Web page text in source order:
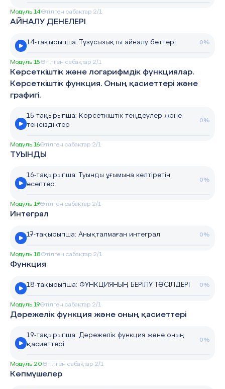
Модуль 14Өтілген сабақтар 2/1
АЙНАЛУ ДЕНЕЛЕРІ
14-тақырыпша: Түзусызықты айналу беттері 0%
Модуль 15Өтілген сабақтар 2/1
Көрсеткіштік және логарифмдік функциялар.
Көрсеткіштік функция. Оның қасиеттері және
графигі.
15-тақырыпша: Көрсеткіштік теңдеулер және
теңсіздіктер
0%
Модуль 16Өтілген сабақтар 2/1
ТУЫНДЫ
16-тақырыпша: Туынды ұғымына келтіретін
есептер.
0%
Модуль 17Өтілген сабақтар 2/1
Интеграл
17-тақырыпша: Анықталмаған интеграл 0%
Модуль 18Өтілген сабақтар 2/1
Функция
18-тақырыпша: ФУНКЦИЯНЫҢ БЕРІЛУ ТӘСІЛДЕРІ 0%
Модуль 19Өтілген сабақтар 2/1
Дәрежелік функция және оның қасиеттері
19-тақырыпша: Дәрежелік функция және оның
қасиеттері
0%
Модуль 20Өтілген сабақтар 2/1
Көпмүшелер